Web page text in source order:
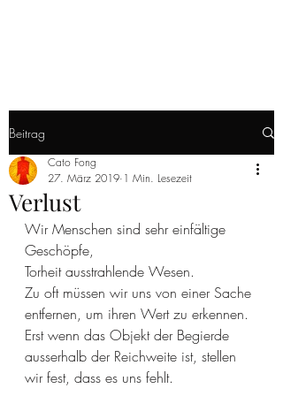
Beitrag
Verlust
Cato Fong
27. März 2019 1 Min. Lesezeit
Wir Menschen sind sehr einfältige
Geschöpfe,
Torheit ausstrahlende Wesen.
Zu oft müssen wir uns von einer Sache
entfernen, um ihren Wert zu erkennen.
Erst wenn das Objekt der Begierde
ausserhalb der Reichweite ist, stellen
wir fest, dass es uns fehlt.